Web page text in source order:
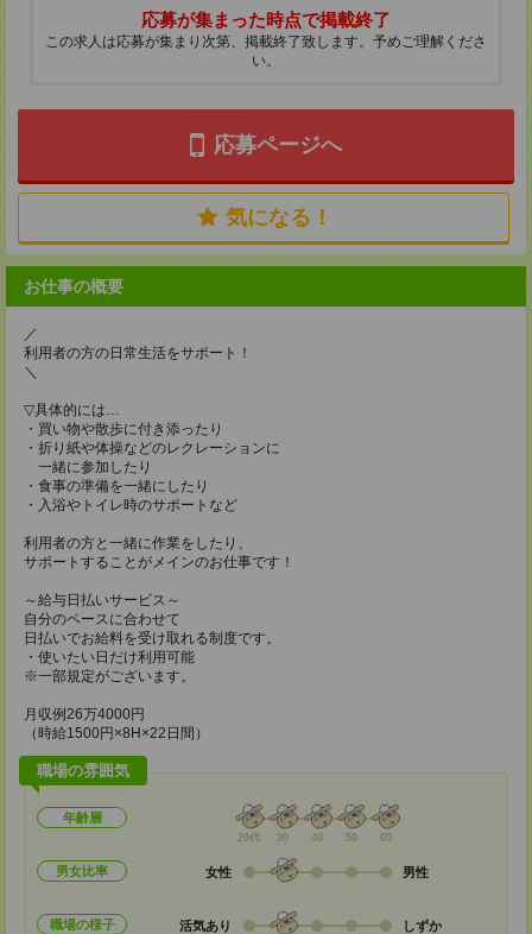
応募が集まった時点で掲載終了
この求人は応募が集まり次第、掲載終了致します。予めご理解くださ
い。
応募ページへ
気になる！
お仕事の概要
／
利用者の方の日常生活をサポート！
＼
▽具体的には…
・買い物や散歩に付き添ったり
・折り紙や体操などのレクレーションに
一緒に参加したり
・食事の準備を一緒にしたり
・入浴やトイレ時のサポートなど
利用者の方と一緒に作業をしたり、
サポートすることがメインのお仕事です！
～給与日払いサービス～
自分のペースに合わせて
日払いでお給料を受け取れる制度です。
・使いたい日だけ利用可能
※一部規定がございます。
月収例26万4000円
（時給1500円×8H×22日間）
職場の雰囲気
年齢層
20代 30 40 50 60
男女比率 女性 男性
職場の様子 活気あり しずか